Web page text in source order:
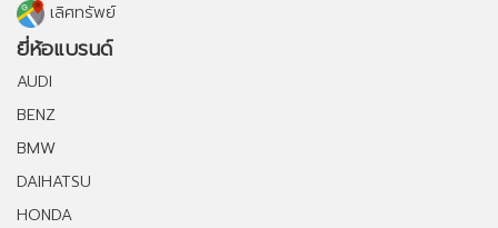
เลิศทรัพย์
ยี่ห้อแบรนด์
AUDI
BENZ
BMW
DAIHATSU
HONDA